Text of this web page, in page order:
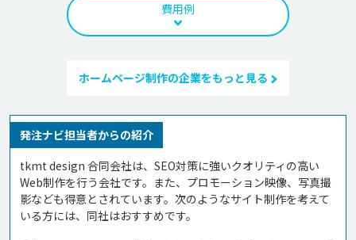
費用例
ホームページ制作の企業をもっと見る
発注ナビ担当者からの紹介
tkmt design 合同会社は、SEO対策に強いクオリティの高い
Web制作を行う会社です。また、プロモーション映像、写真撮
影なども得意とされています。次のようなサイト制作を考えて
いる方には、同社はおすすめです。